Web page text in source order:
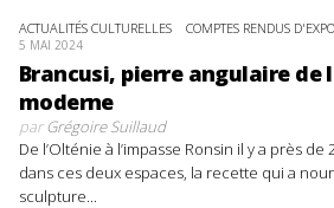
ACTUALITÉS CULTURELLES COMPTES RENDUS
5 MAI 2024
Brancusi, pierre angulaire de
moderne
parGrégoire Suillaud
De l’Olténie à l’impasse Ronsin il y a près de
dans ces deux espaces, la recette qui a
sculpture...